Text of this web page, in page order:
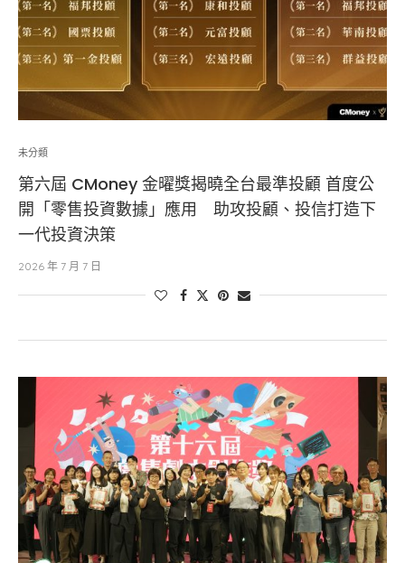
未分類
第六屆 CMoney 金曜獎揭曉全台最準投顧 首度公
開「零售投資數據」應用 助攻投顧、投信打造下
一代投資決策
2026 年 7 月 7 日